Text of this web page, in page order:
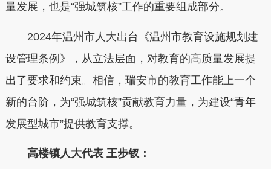
量发展，也是“强城筑核”工作的重要组成部分。
2024年温州市人大出台《温州市教育设施规划建
设管理条例》，从立法层面，对教育的高质量发展提
出了要求和约束。相信，瑞安市的教育工作能上一个
新的台阶，为“强城筑核”贡献教育力量，为建设“青年
发展型城市”提供教育支撑。
高楼镇人大代表 王步钗：